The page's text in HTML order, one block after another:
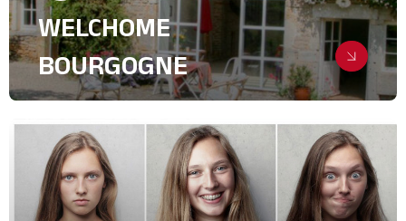
WELCHOME
BOURGOGNE
Brick and mortar
Digital & Community Management
Architecture, Bâtiment